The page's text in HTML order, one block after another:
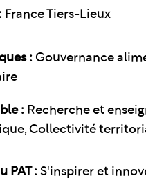
France Tiers-Lieux
: Gouvernance
: Recherche et
Collectivité
PAT : S'inspirer et